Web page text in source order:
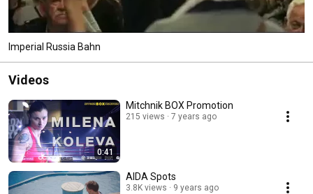
Imperial Russia Bahn
Videos
0:41
Mitchnik BOX Promotion
215 views 7 years ago
AIDA Spots
3.8K views 9 years ago